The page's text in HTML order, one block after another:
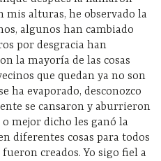
mis alturas, he observado la
algunos han cambiado
por desgracia han
la mayoría de las cosas
que quedan ya no son
ha evaporado, desconozco
se cansaron y aburrieron
mejor dicho les ganó la
diferentes cosas para todos
creados. Yo sigo fiel a